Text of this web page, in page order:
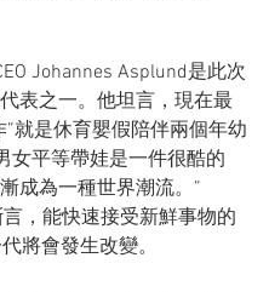
Johannes Asplund是此次
表之一。他坦言，現在最
”就是休育嬰假陪伴兩個年幼
女平等帶娃是一件很酷的
成為一種世界潮流。”
，能快速接受新鮮事物的
將會發生改變。